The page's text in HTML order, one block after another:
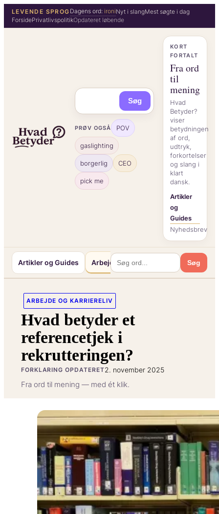
Spring
LEVENDE SPROG Dagens ord: ironiNyt i slangMest søgte i dag
ForsidePrivatlivspolitikOpdateret løbende
Søg
PRØV OGSÅ POV
gaslighting
borgerlig CEO
pick me
KORT
FORTALT
Fra ord
til
mening
Hvad
Betyder?
viser
betydningen
af ord,
udtryk,
forkortelser
og slang i
klart
dansk.
Artikler
og
Guides
Nyhedsbrev
Artikler og Guides Arbejde og Karriereliv Søg
ARBEJDE OG KARRIERELIV
Hvad betyder et
referencetjek i
rekrutteringen?
FORKLARING OPDATERET2. november 2025
Fra ord til mening — med ét klik.